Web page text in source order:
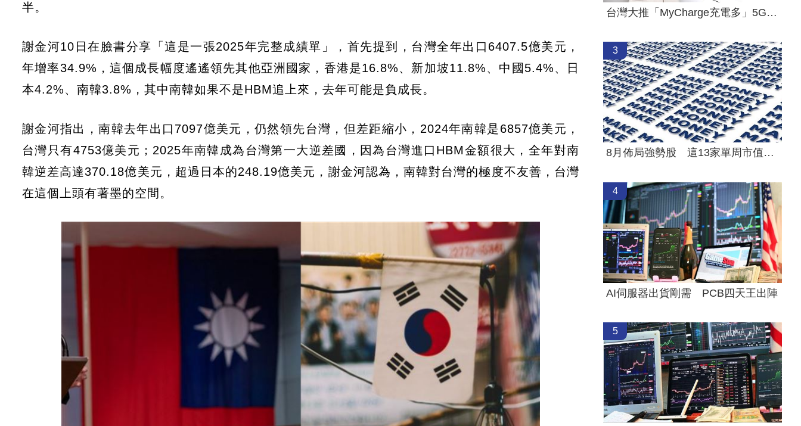
半。
謝金河10日在臉書分享「這是一張2025年完整成績單」，首先提到，台灣全年出口6407.5億美元，
年增率34.9%，這個成長幅度遙遙領先其他亞洲國家，香港是16.8%、新加坡11.8%、中國5.4%、日
本4.2%、南韓3.8%，其中南韓如果不是HBM追上來，去年可能是負成長。
謝金河指出，南韓去年出口7097億美元，仍然領先台灣，但差距縮小，2024年南韓是6857億美元，
台灣只有4753億美元；2025年南韓成為台灣第一大逆差國，因為台灣進口HBM金額很大，全年對南
韓逆差高達370.18億美元，超過日本的248.19億美元，謝金河認為，南韓對台灣的極度不友善，台灣
在這個上頭有著墨的空間。
台灣大推「MyCharge充電多」5G資費方案
3
8月佈局強勢股 這13家單周市值暴增千億
4
AI伺服器出貨剛需 PCB四天王出陣
5